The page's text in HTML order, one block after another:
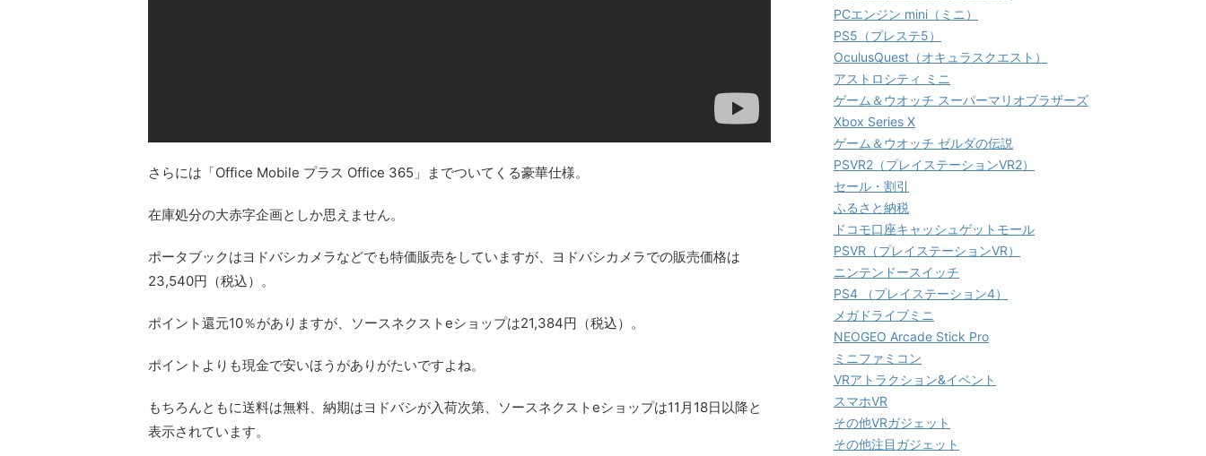
さらには 「Office Mobile プラス Office 365」までついてくる豪華仕様。
在庫処分の大赤字企画としか思えません。
ポータブックはヨドバシカメラなどでも特価販売をしていますが、ヨドバシカメラでの販売価格は
23,540円（税込）。
ポイント還元10％がありますが、 ソースネクストeショップは21,384円（税込） 。
ポイントよりも現金で安いほうがありがたいですよね。
もちろんともに送料は無料、納期はヨドバシが入荷次第、ソースネクストeショップは11月18日以降と
表示されています。
PCエンジン mini（ミニ）
PS5（プレステ5）
OculusQuest（オキュラスクエスト）
アストロシティ ミニ
ゲーム＆ウオッチ スーパーマリオブラザーズ
Xbox Series X
ゲーム＆ウオッチ ゼルダの伝説
PSVR2（プレイステーションVR2）
セール・割引
ふるさと納税
ドコモ口座キャッシュゲットモール
PSVR（プレイステーションVR）
ニンテンドースイッチ
PS4 （プレイステーション4）
メガドライブミニ
NEOGEO Arcade Stick Pro
ミニファミコン
VRアトラクション&イベント
スマホVR
その他VRガジェット
その他注目ガジェット